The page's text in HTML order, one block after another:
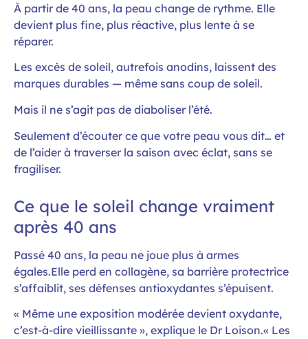
À partir de 40 ans, la peau change de rythme. Elle
devient plus fine, plus réactive, plus lente à se
réparer.
Les excès de soleil, autrefois anodins, laissent des
marques durables — même sans coup de soleil.
Mais il ne s’agit pas de diaboliser l’été.
Seulement d’écouter ce que votre peau vous dit… et
de l’aider à traverser la saison avec éclat, sans se
fragiliser.
Ce que le soleil change vraiment
après 40 ans
Passé 40 ans, la peau ne joue plus à armes
égales.Elle perd en collagène, sa barrière protectrice
s’affaiblit, ses défenses antioxydantes s’épuisent.
« Même une exposition modérée devient oxydante,
c’est-à-dire vieillissante », explique le Dr Loison.« Les